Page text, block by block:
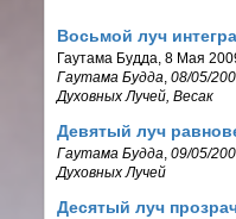
Восьмой луч
Гаутама Будда, 8 Мая
Гаутама Будда ,08/05/
Духовных Лучей , Весак
Девятый луч
Гаутама Будда ,09/05/
Духовных Лучей
Десятый луч